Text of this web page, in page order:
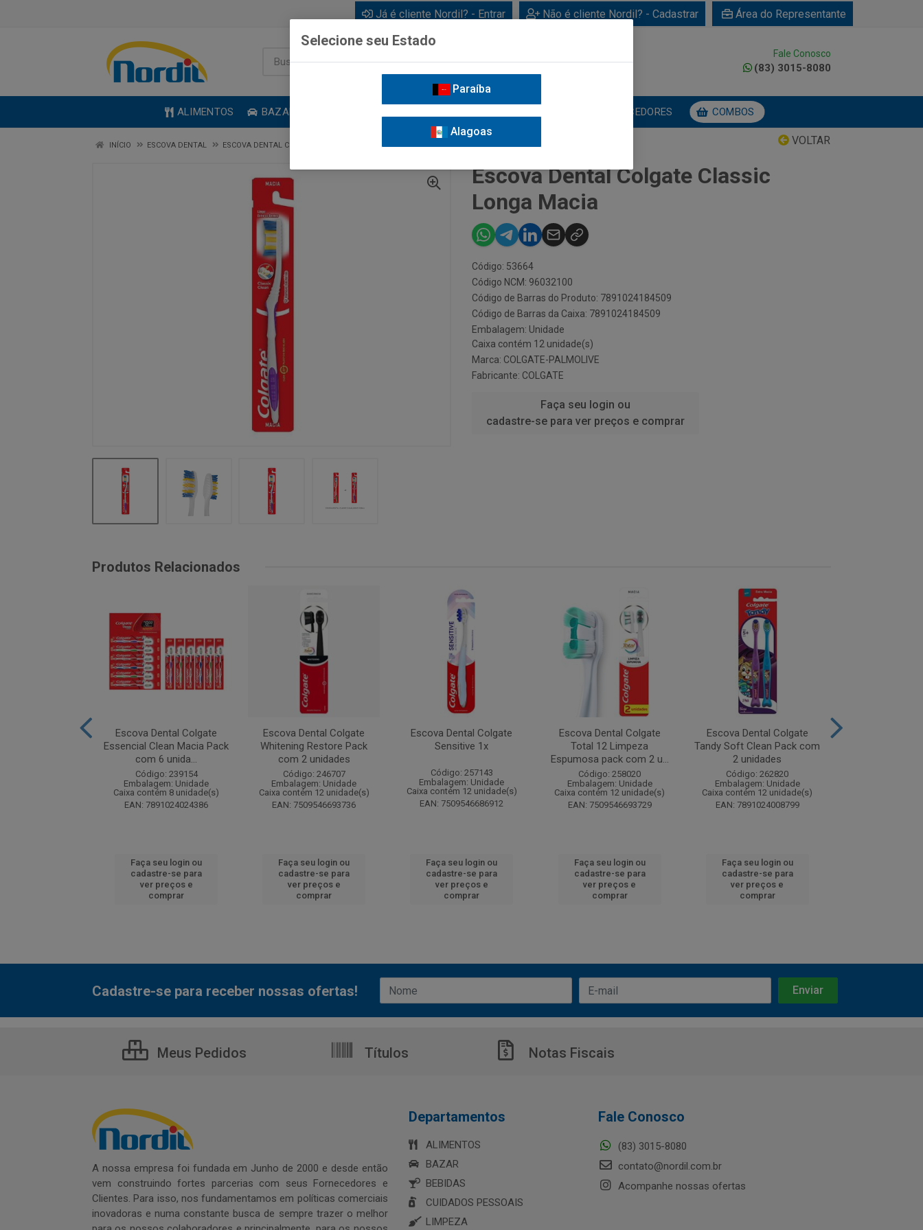
Já é cliente Nordil? - Entrar Não é cliente Nordil? - Cadastrar Área do Representante
Fale Conosco
(83) 3015-8080
ALIMENTOS BAZAR FORNECEDORES COMBOS
VOLTAR
INÍCIO ESCOVA DENTAL ESCOVA DENTAL COLGATE ESCOVA DENTAL COLGATE CLASSIC LONGA MACIA
Escova Dental Colgate Classic
Longa Macia
Código: 53664
Código NCM: 96032100
Código de Barras do Produto: 7891024184509
Código de Barras da Caixa: 7891024184509
Embalagem: Unidade
Caixa contém 12 unidade(s)
Marca: COLGATE-PALMOLIVE
Fabricante: COLGATE
Faça seu login ou
cadastre-se para ver preços e comprar
Produtos Relacionados
Escova Dental Colgate
Essencial Clean Macia Pack
com 6 unida...
Código: 239154
Embalagem: Unidade
Caixa contém 8 unidade(s)
EAN: 7891024024386
Faça seu login ou
cadastre-se para
ver preços e
comprar
Escova Dental Colgate
Whitening Restore Pack
com 2 unidades
Código: 246707
Embalagem: Unidade
Caixa contém 12 unidade(s)
EAN: 7509546693736
Faça seu login ou
cadastre-se para
ver preços e
comprar
Escova Dental Colgate
Sensitive 1x
Código: 257143
Embalagem: Unidade
Caixa contém 12 unidade(s)
EAN: 7509546686912
Faça seu login ou
cadastre-se para
ver preços e
comprar
Escova Dental Colgate
Total 12 Limpeza
Espumosa pack com 2 u...
Código: 258020
Embalagem: Unidade
Caixa contém 12 unidade(s)
EAN: 7509546693729
Faça seu login ou
cadastre-se para
ver preços e
comprar
Escova Dental Colgate
Tandy Soft Clean Pack com
2 unidades
Código: 262820
Embalagem: Unidade
Caixa contém 12 unidade(s)
EAN: 7891024008799
Faça seu login ou
cadastre-se para
ver preços e
comprar
Cadastre-se para receber nossas ofertas!
Meus Pedidos Títulos Notas Fiscais
A nossa empresa foi fundada em Junho de 2000 e desde então
vem construindo fortes parcerias com seus Fornecedores e
Clientes. Para isso, nos fundamentamos em políticas comerciais
inovadoras e numa constante busca de sempre trazer o melhor
Departamentos
ALIMENTOS
BAZAR
BEBIDAS
CUIDADOS PESSOAIS
LIMPEZA
Fale Conosco
(83) 3015-8080
contato@nordil.com.br
Acompanhe nossas ofertas
Selecione seu Estado
Paraíba
Alagoas